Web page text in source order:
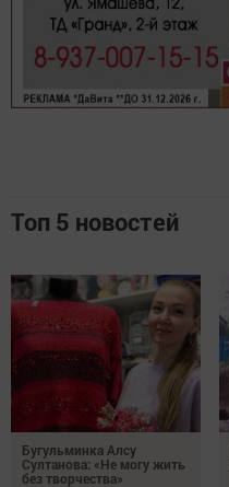
Топ 5 новостей
Бугульминка Алсу
Султанова: «Не могу жить
без творчества»